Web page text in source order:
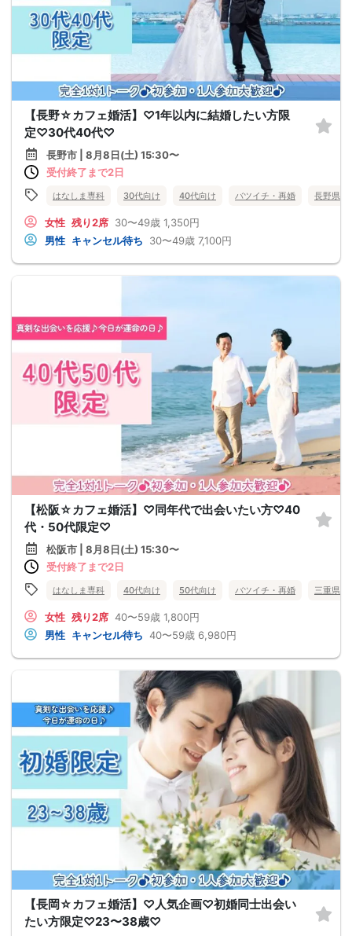
【長野☆カフェ婚活】♡1年以内に結婚したい方限
定♡30代40代♡
長野市 | 8月8日(土) 15:30〜
受付終了まで2日
はなしま専科 30代向け 40代向け バツイチ・再婚 長野県
女性 残り2席 30〜49歳 1,350円
男性 キャンセル待ち 30〜49歳 7,100円
【松阪☆カフェ婚活】♡同年代で出会いたい方♡40
代・50代限定♡
松阪市 | 8月8日(土) 15:30〜
受付終了まで2日
はなしま専科 40代向け 50代向け バツイチ・再婚 三重県
女性 残り2席 40〜59歳 1,800円
男性 キャンセル待ち 40〜59歳 6,980円
【長岡☆カフェ婚活】♡人気企画♡初婚同士出会い
たい方限定♡23〜38歳♡